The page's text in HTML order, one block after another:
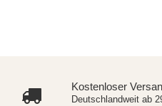
Kostenloser
Deutschlandweit ab